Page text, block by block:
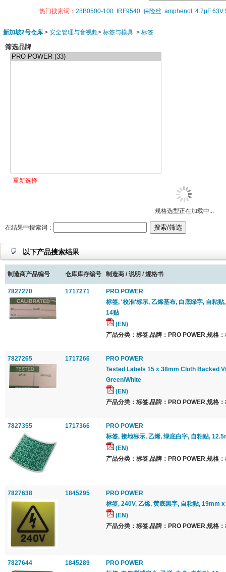
热门搜索词： 28B0500-100 IRF9540 保险丝 amphenol 4.7μF 63V
新加坡2号仓库 > 安全管理与音视频> 标签与模具 > 标签
筛选品牌
重新选择
规格选型正在加载中...
在结果中搜索词：
以下产品搜索结果
制造商产品编号 仓库库存编号 制造商 / 说明 / 规格书
7827270 1717271
PRO POWER
标签, '校准'标示, 乙烯基布, 白底绿字, 自粘
14贴
(EN)
产品分类：标签,品牌：PRO POWER,规格
7827265 1717266
PRO POWER
Tested Labels 15 x 38mm Cloth Backed
Green/White
(EN)
产品分类：标签,品牌：PRO POWER,规格
7827355 1717366
PRO POWER
标签, 接地标示, 乙烯, 绿底白字, 自粘贴,
(EN)
产品分类：标签,品牌：PRO POWER,规格
7827638 1845295
PRO POWER
标签, 240V, 乙烯, 黄底黑字, 自粘贴, 19mm
(EN)
产品分类：标签,品牌：PRO POWER,规格
7827644 1845289
PRO POWER